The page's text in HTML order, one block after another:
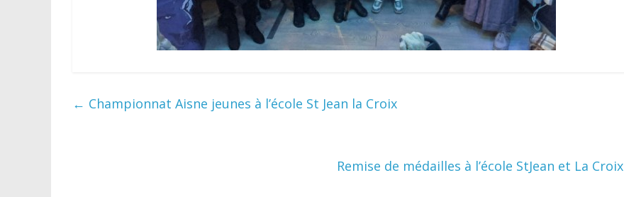
← Championnat Aisne jeunes à l’école St Jean la Croix
Remise de médailles à l’école StJean et La Croix